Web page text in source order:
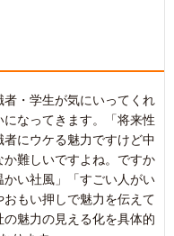
・学生が気にいってくれ
なってきます。「将来性
にウケる魅力ですけど中
難しいですよね。ですか
い社風」「すごい人がい
もい押しで魅力を伝えて
魅力の見える化を具体的